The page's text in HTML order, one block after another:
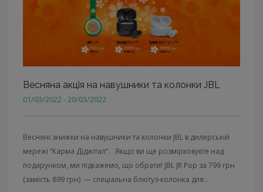
Весняна акція на навушники та колонки JBL
01/03/2022 - 20/03/2022
Весняні знижки на навушники та колонки JBL в дилерській
мережі “Карма Діджітал”. Якщо ви ще розмірковуєте над
подарунком, ми підкажемо, що обрати! JBL JR Pop за 799 грн
(замість 899 грн) — спеціальна блютуз-колонка для...